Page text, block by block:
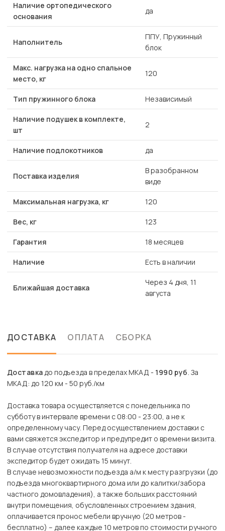
Наличие ортопедического
основания
да
Наполнитель
ППУ, Пружинный
блок
Макс. нагрузка на одно спальное
место, кг
120
Тип пружинного блока Независимый
Наличие подушек в комплекте,
шт
2
Наличие подлокотников да
Поставка изделия
В разобранном
виде
Максимальная нагрузка, кг 120
Вес, кг 123
Гарантия 18 месяцев
Наличие Есть в наличии
Ближайшая доставка
Через 4 дня, 11
августа
ДОСТАВКА ОПЛАТА СБОРКА
Доставкадо подъезда в пределах МКАД - 1990 руб. За
МКАД: до 120 км - 50 руб./км
Доставка товара осуществляется с понедельника по
субботу в интервале времени с 08:00 - 23:00, а не к
определенному часу. Перед осуществлением доставки с
вами свяжется экспедитор и предупредит о времени визита.
В случае отсутствия получателя на адресе доставки
экспедитор будет ожидать 15 минут.
В случае невозможности подъезда а/м к месту разгрузки (до
подъезда многоквартирного дома или до калитки/забора
частного домовладения), а также больших расстояний
внутри помещения, обусловленных строением здания,
оплачивается пронос мебели вручную (20 метров -
бесплатно) – далее каждые 10 метров по стоимости ручного